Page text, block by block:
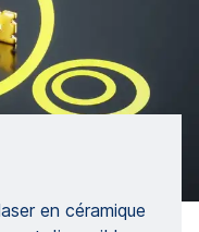
en céramique